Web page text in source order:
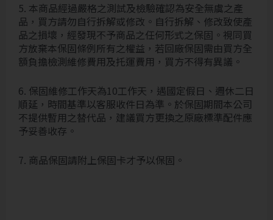
5. 本商品經過嚴格之測試及檢驗確認為安全無虞之產
品，買方請勿自行拆解或修改。自行拆解、修改致使產
品之損壞，經發現不予商品之任何形式之保固。視同買
方放棄本保固條例所有之權益，若回廠保固需由買方全
額負擔檢測維修費用及托運費用，買方不得有異議。
6. 保固維修工作天為10工作天，遇國定假日、週休二日
順延，時間基準以客服收件日為準。於保固期間本公司
不提供暫用之替代品，建議買方更換之原廠標準配件應
予妥善收存。
7. 商品保固請附上保固卡才予以保固。